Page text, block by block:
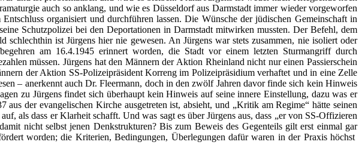
auch so anklang, und wie es Düsseldorf aus Darmstadt immer wieder vorgeworfen
organisiert und durchführen lassen. Die Wünsche der jüdischen Gemeinschaft in
Schutzpolizei bei den Deportationen in Darmstadt mitwirken mussten. Der Befehl, dem
ist Jürgens hier nie gewesen. An Jürgens war stets zusammen, nie isoliert oder
am 16.4.1945 erinnert worden, die Stadt vor einem letzten Sturmangriff durch
müssen. Jürgens hat den Männern der Aktion Rheinland nicht nur einen Passierschein
der Aktion SS-Polizeipräsident Korreng im Polizeipräsidium verhaftet und in eine Zelle
– anerkennt auch Dr. Fleermann, doch in den zwölf Jahren davor finde sich kein Hinweis
zu Jürgens findet sich überhaupt kein Hinweis auf seine innere Einstellung, dazu was er
der evangelischen Kirche ausgetreten ist, absieht, und „Kritik am Regime“ hätte seinen
als dass er Klarheit schafft. Und was sagt es über Jürgens aus, dass „er von SS-Offizieren
nicht selbst jenen Denkstrukturen? Bis zum Beweis des Gegenteils gilt erst einmal gar
worden; die Kriterien, Bedingungen, Überlegungen dafür waren in der Praxis höchst